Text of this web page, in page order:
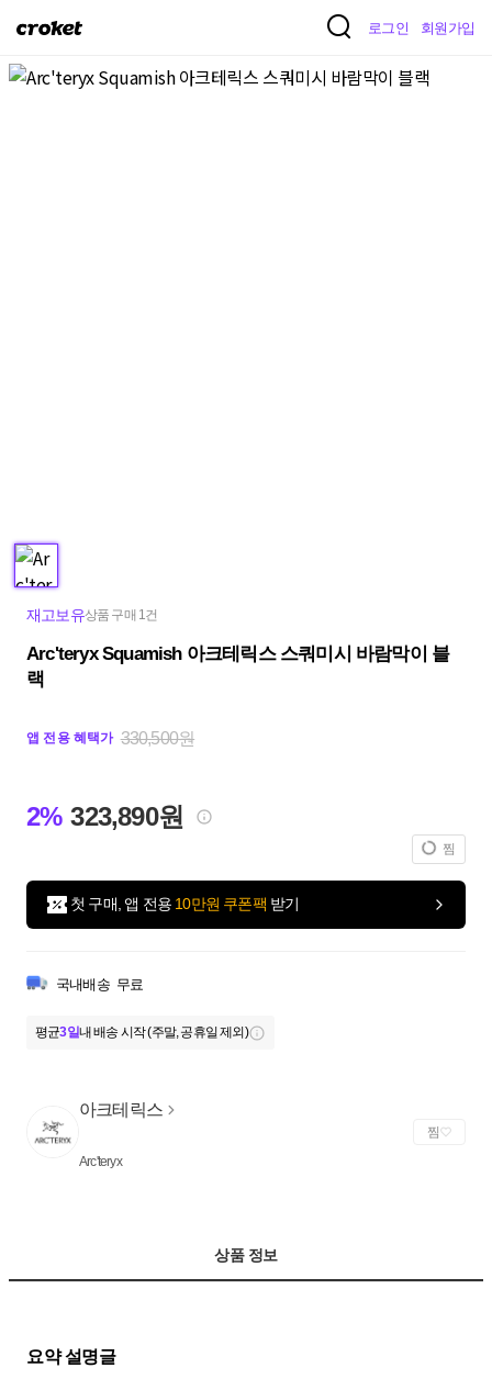
크
켓
로그인 회원가입
재고보유상품 구매 1건
Arc'teryx Squamish 아크테릭스 스쿼미시 바람막이 블
랙
앱 전용 혜택가 330,500원
2% 323,890원
찜
첫 구매, 앱 전용 10만원 쿠폰팩 받기
국내배송 무료
평균3일내 배송 시작 (주말, 공휴일 제외)
아크테릭스
Arc'teryx
찜
상품 정보
요약 설명글